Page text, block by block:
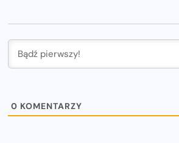
0 KOMENTARZY